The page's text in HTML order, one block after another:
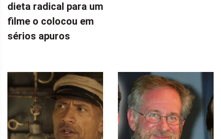
dieta radical para um
filme o colocou em
sérios apuros